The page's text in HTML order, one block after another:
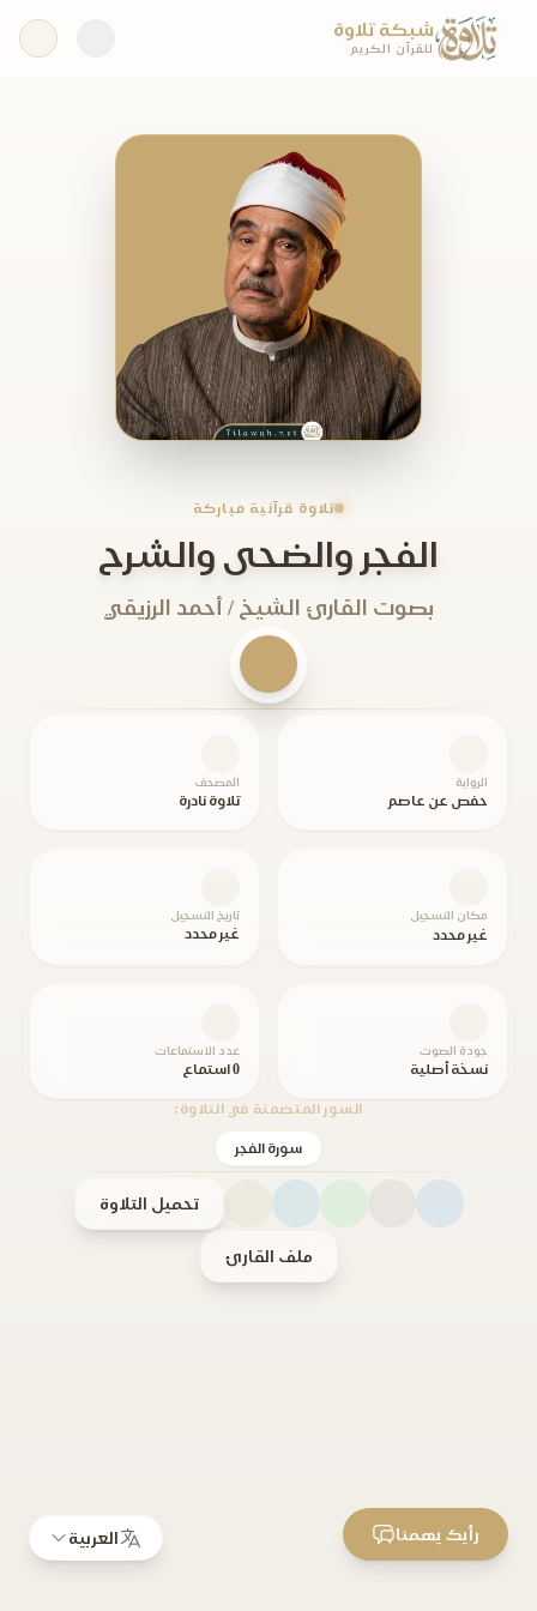
شبكة تلاوة
للقرآن الكريم
تلاوة قرآنية مباركة
الفجر والضحى والشرح
بصوت القارئ الشيخ / أحمد الرزيقي
الرواية
حفص عن عاصم
المصحف
تلاوة نادرة
مكان التسجيل
غير محدد
تاريخ التسجيل
غير محدد
جودة الصوت
نسخة أصلية
عدد الاستماعات
0 استماع
السور المتضمنة في التلاوة:
سورة الفجر
تحميل التلاوة
ملف القارئ
العربية رأيك يهمنا